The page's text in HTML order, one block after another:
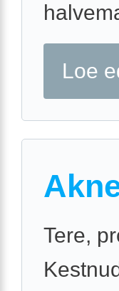
Loe
Tere,